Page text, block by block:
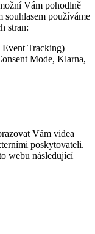
Vám pohodlně
souhlasem používáme
stran:
Tracking)
Mode, Klarna,
Vám videa
poskytovateli.
webu následující